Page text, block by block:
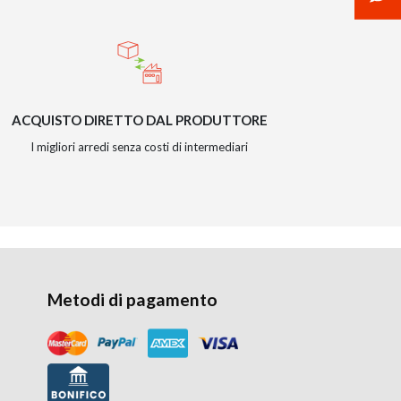
ACQUISTO DIRETTO DAL PRODUTTORE
I migliori arredi senza costi di intermediari
Metodi di pagamento